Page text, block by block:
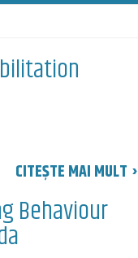
CITEȘTE MAI MULT ›
Behaviour